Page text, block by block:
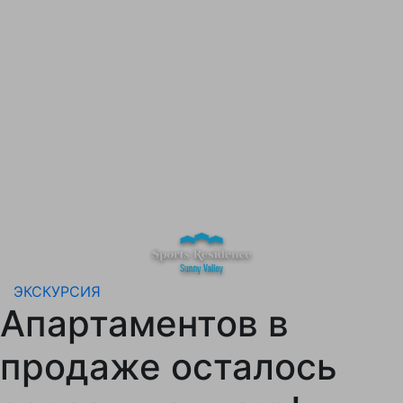
ЭКСКУРСИЯ
Апартаментов в
продаже осталось